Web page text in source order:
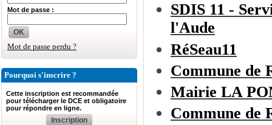
Mot de passe :
OK
Mot de passe perdu ?
Pourquoi s'inscrire ?
Cette inscription est recommandée
pour télécharger le DCE et obligatoire
pour répondre en ligne.
Inscription
SDIS 11 -
l'Aude
RéSeau11
Commune de
Mairie LA
Commune de